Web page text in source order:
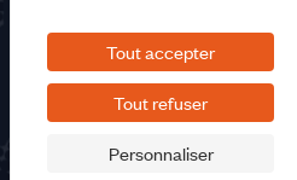
Tout accepter
Tout refuser
Personnaliser
©2026